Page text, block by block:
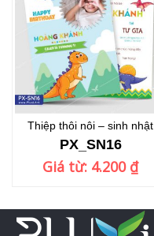
Thiệp thôi nôi – sinh nhật
PX_SN16
Giá từ: 4.200 ₫